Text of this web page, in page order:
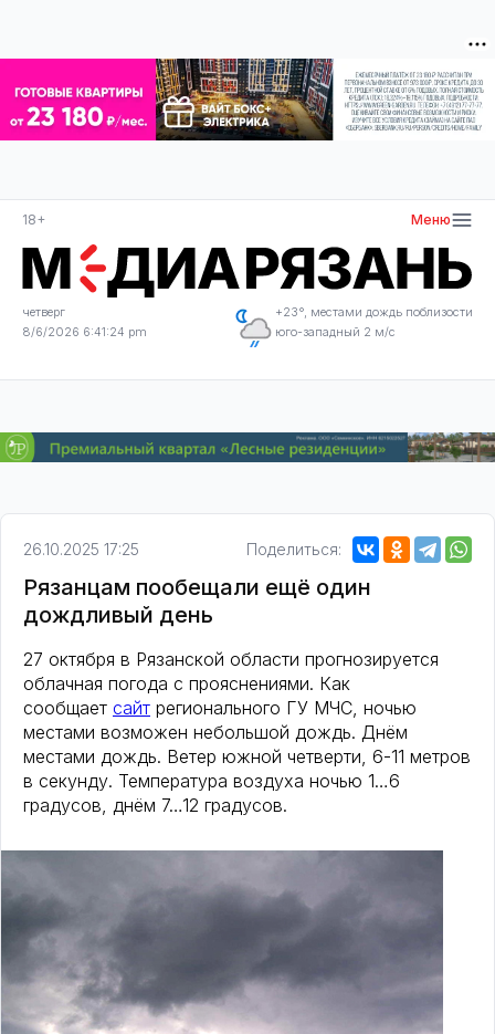
18+ Меню
четверг
8/6/2026 6:41:24 pm
+23°, местами дождь поблизости
юго-западный 2 м/с
26.10.2025 17:25 Поделиться:
Рязанцам пообещали ещё один
дождливый день
27 октября в Рязанской области прогнозируется
облачная погода с прояснениями. Как
сообщает сайт регионального ГУ МЧС, ночью
местами возможен небольшой дождь. Днём
местами дождь. Ветер южной четверти, 6-11 метров
в секунду. Температура воздуха ночью 1…6
градусов, днём 7…12 градусов.